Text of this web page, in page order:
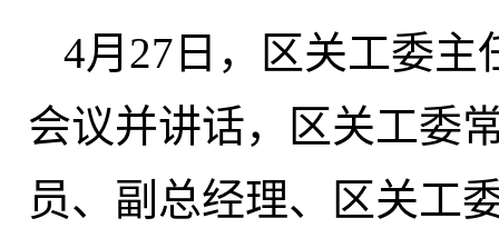
4月27日，区关工委
会议并讲话，区关工委
员、副总经理、区关工